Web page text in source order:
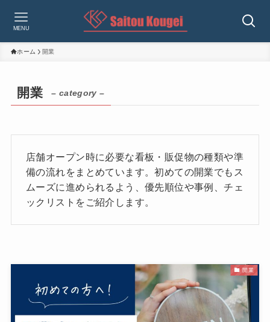
MENU
ホーム 開業
開業 – category –
店舗オープン時に必要な看板・販促物の種類や準
備の流れをまとめています。初めての開業でもス
ムーズに進められるよう、優先順位や事例、チェ
ックリストをご紹介します。
開業